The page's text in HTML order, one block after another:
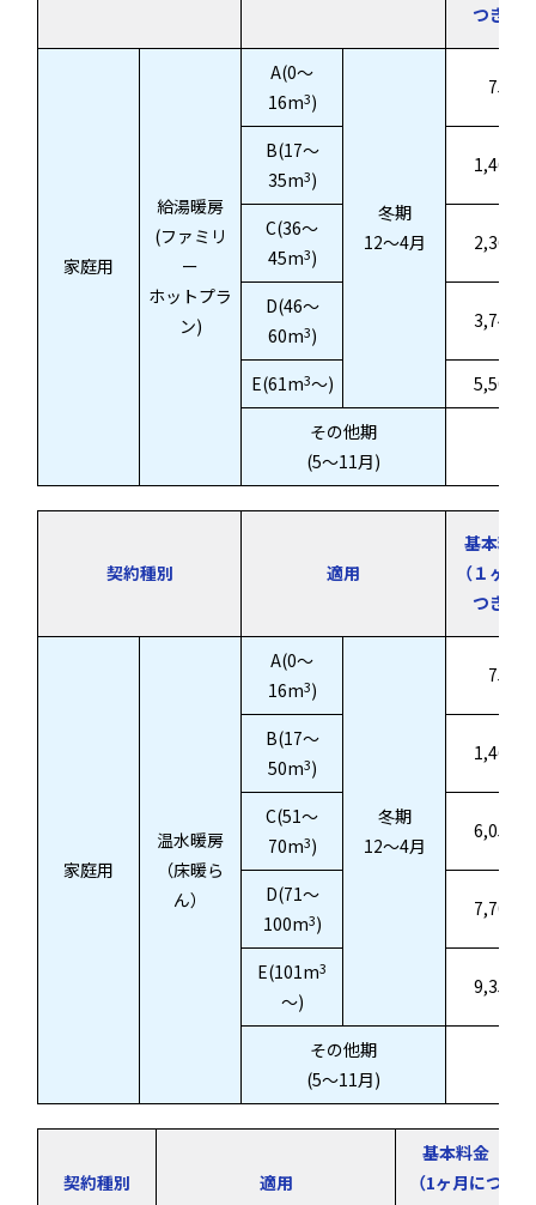
つき）
家庭用
給湯暖房
(ファミリ
ー
ホットプラ
ン)
A(0～
16m3)
冬期
12～4月
B(17～
35m3)
C(36～
45m3)
D(46～
60m3)
E(61m3～)
その他期
(5～11月)
契約種別 適用
基本料金
（１ヶ月
つき）
家庭用
温水暖房
（床暖ら
ん）
A(0～
16m3)
冬期
12～4月
B(17～
50m3)
C(51～
70m3)
D(71～
100m3)
E(101m3
～)
その他期
(5～11月)
契約種別 適用
基本料金
（1ヶ月につ